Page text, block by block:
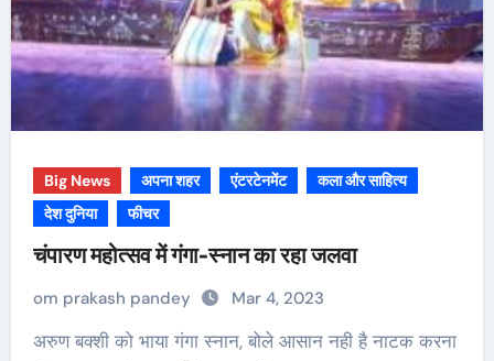
Big News अपना शहर एंटरटेनमेंट
कला और साहित्य
देश दुनिया
फीचर
चंपारण महोत्सव में गंगा-स्नान का रहा जलवा
om prakash pandey Mar 4, 2023
अरुण बक्शी को भाया गंगा स्नान, बोले आसान नही है नाटक करना